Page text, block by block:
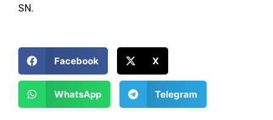
SN.
Facebook X
WhatsApp Telegram